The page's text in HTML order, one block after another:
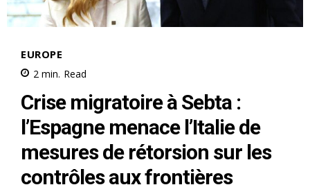
le1.ma
l'intelligence de